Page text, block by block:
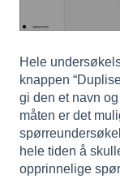
Hele
knappen
gi den et navn
måten er det
hele tiden å
opprinnelige